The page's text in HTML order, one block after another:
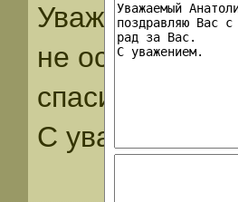
Уважаемый
не оставили
спасибо за
С уважением